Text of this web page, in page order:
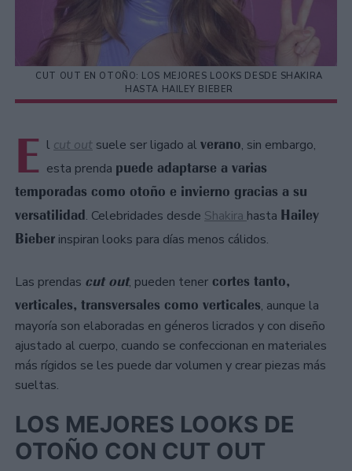
CUT OUT EN OTOÑO: LOS MEJORES LOOKS DESDE SHAKIRA
HASTA HAILEY BIEBER
E l cut out suele ser ligado al verano, sin embargo,
esta prenda puede adaptarse a varias
temporadas como otoño e invierno gracias a su
versatilidad. Celebridades desde Shakira hasta Hailey
Bieber inspiran looks para días menos cálidos.
Las prendas cut out, pueden tener cortes tanto,
verticales, transversales como verticales, aunque la
mayoría son elaboradas en géneros licrados y con diseño
ajustado al cuerpo, cuando se confeccionan en materiales
más rígidos se les puede dar volumen y crear piezas más
sueltas.
LOS MEJORES LOOKS DE
OTOÑO CON CUT OUT